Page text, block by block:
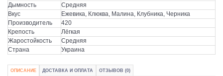
Дымность
Средняя
Вкус
Ежевика, Клюква, Малина, Клубника, Черника
Производитель
420
Крепость
Лёгкая
Жаростойкость
Средняя
Страна
Украина
ОПИСАНИЕ ДОСТАВКА И ОПЛАТА ОТЗЫВОВ (0)